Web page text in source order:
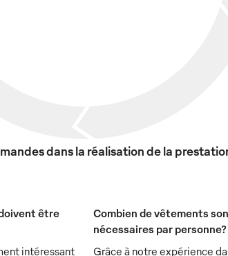
dans la réalisation de la
être
intéressant
Combien de vêtements
nécessaires par personne?
Grâce à notre expérience